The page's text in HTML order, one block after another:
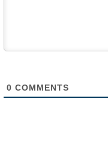
0 COMMENTS